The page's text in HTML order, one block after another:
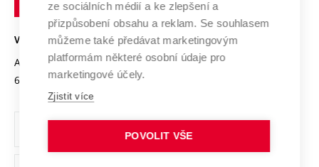
Open Science
Projekty
Projekty ze strukturálních fondů
Specifický výzkum
Mezinárodní dohody
Univerzitní sítě
Bezpečná univerzita
Vyznamenání
Organizační struktura
Ochrana osobních údajů
VYSOKÉ UČENÍ TECHNICKÉ V BRNĚ
Antonínská 548/1
602 00 Brno
www.vut.cz
vut@vutbr.cz
ze sociálních médií a ke zlepšení a
přizpůsobení obsahu a reklam. Se souhlasem
můžeme také předávat marketingovým
platformám některé osobní údaje pro
marketingové účely.
Zjistit více
POVOLIT VŠE